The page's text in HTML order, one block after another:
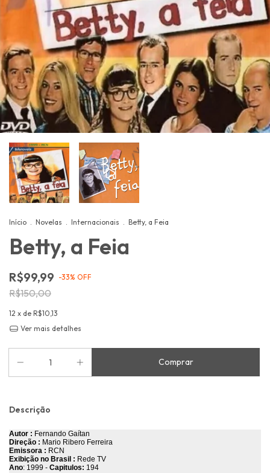
Início . Novelas . Internacionais . Betty, a Feia
Betty, a Feia
R$99,99 -33% OFF
R$150,00
12 x de R$10,13
Ver mais detalhes
Descrição
Autor : Fernando Gaítan
Direção : Mario Ribero Ferreira
Emissora : RCN
Exibição no Brasil : Rede TV
Ano: 1999 - Capitulos: 194